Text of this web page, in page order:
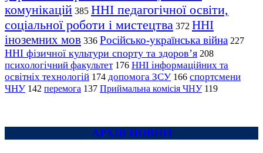
комунікацій 385 ННІ педагогічної освіти,
соціальної роботи і мистецтва 372 ННІ
іноземних мов 336 Російсько-українська війна 227
ННІ фізичної культури спорту та здоров’я 208
психологічний факультет 176 ННІ інформаційних та
освітніх технологій 174 допомога ЗСУ 166 спортсмени
ЧНУ 142 перемога 137 Приймальна комісія ЧНУ 119
АРХІВ НОВИН